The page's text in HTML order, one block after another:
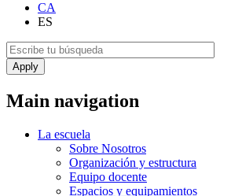
CA
ES
Main navigation
La escuela
Sobre Nosotros
Organización y estructura
Equipo docente
Espacios y equipamientos